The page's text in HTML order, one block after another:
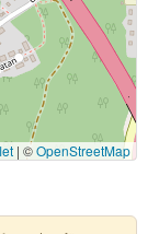
| ©OpenStreetMap